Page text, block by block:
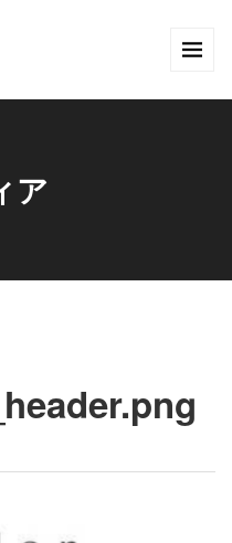
ア